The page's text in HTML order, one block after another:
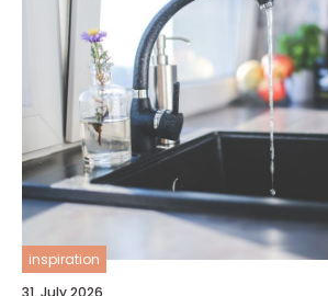
inspiration
31. July 2026